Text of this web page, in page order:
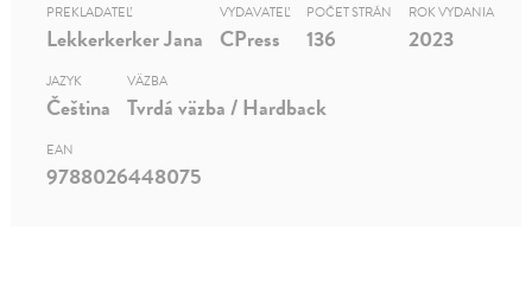
PREKLADATEĽ
Lekkerkerker Jana
VYDAVATEĽ
CPress
POČET STRÁN
136
ROK VYDANIA
2023
JAZYK
Čeština
VÄZBA
Tvrdá väzba / Hardback
EAN
9788026448075